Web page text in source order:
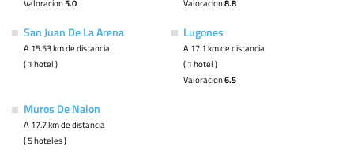
Valoracion5.0
Valoracion8.8
San Juan De La Arena
A 15.53 km de distancia
( 1 hotel )
Lugones
A 17.1 km de distancia
( 1 hotel )
Valoracion6.5
Muros De Nalon
A 17.7 km de distancia
( 5 hoteles )